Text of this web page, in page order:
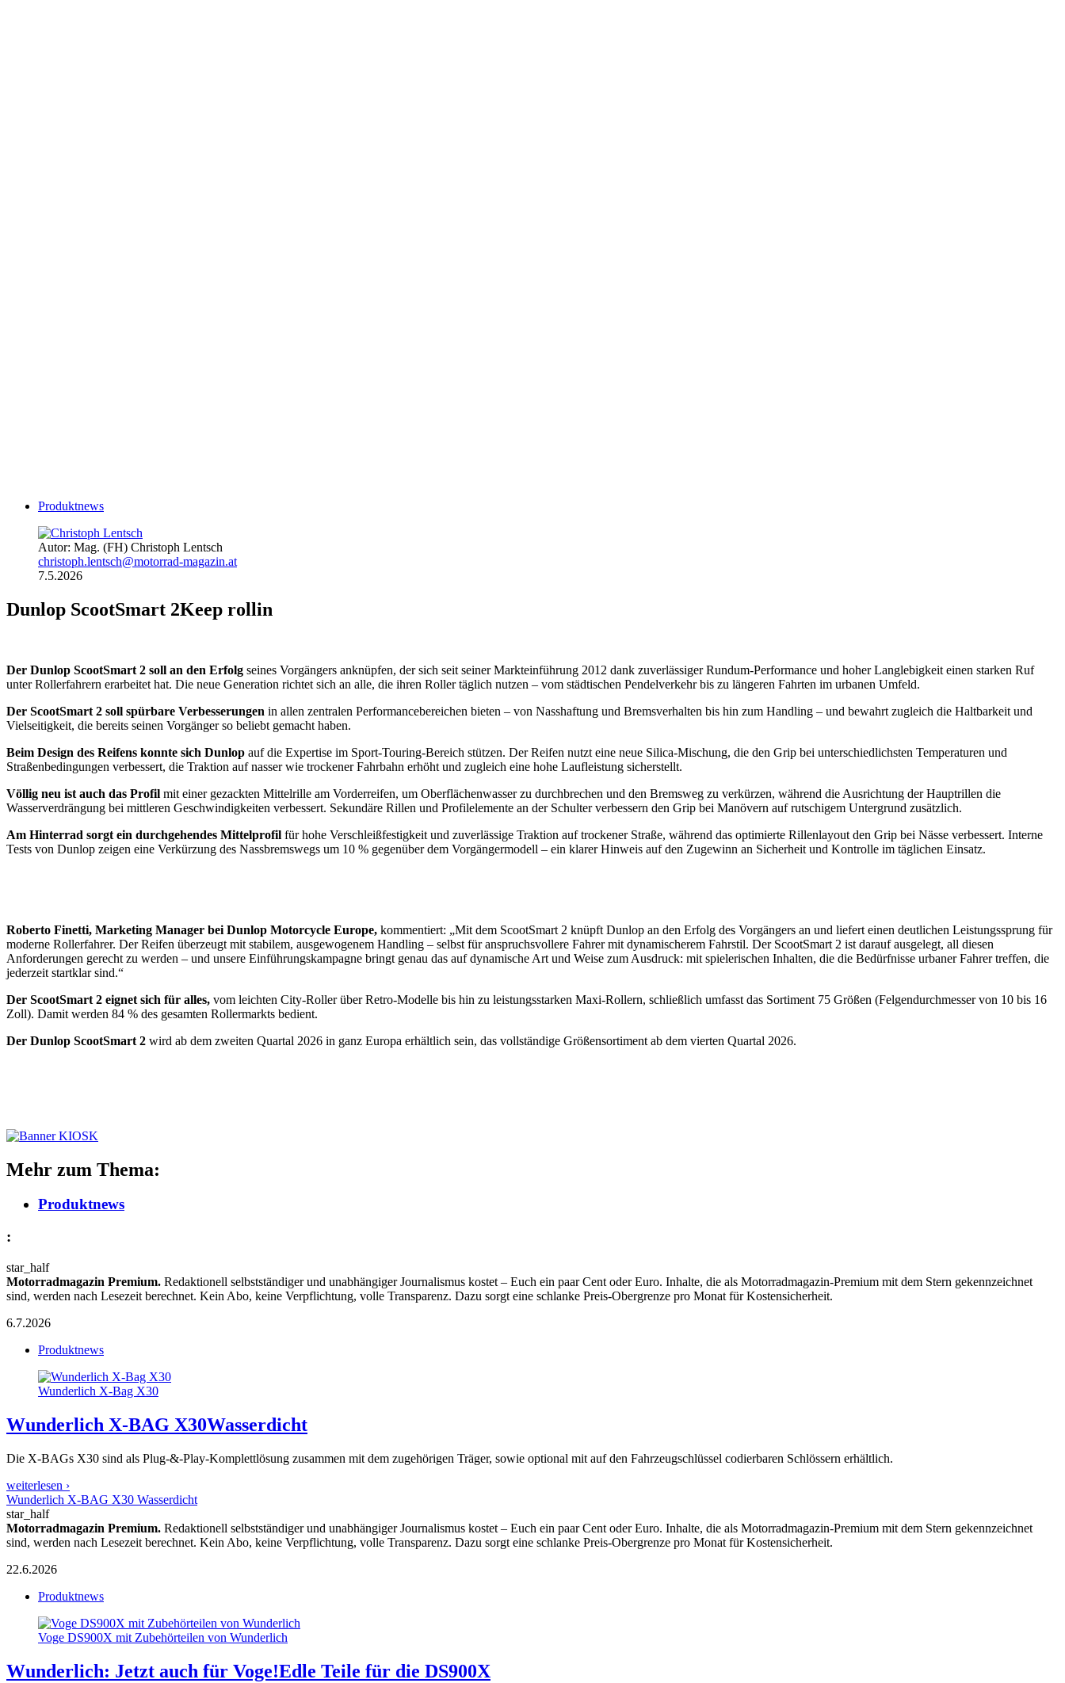
Produktnews
Autor: Mag. (FH) Christoph Lentsch
christoph.lentsch@motorrad-magazin.at
7.5.2026
Dunlop ScootSmart 2Keep rollin
Der Dunlop ScootSmart 2 soll an den Erfolg seines Vorgängers anknüpfen, der sich seit seiner Markteinführung 2012 dank zuverlässiger Rundum-Performance und hoher Langlebigkeit einen starken Ruf
unter Rollerfahrern erarbeitet hat. Die neue Generation richtet sich an alle, die ihren Roller täglich nutzen – vom städtischen Pendelverkehr bis zu längeren Fahrten im urbanen Umfeld.
Der ScootSmart 2 soll spürbare Verbesserungen in allen zentralen Performancebereichen bieten – von Nasshaftung und Bremsverhalten bis hin zum Handling – und bewahrt zugleich die Haltbarkeit und
Vielseitigkeit, die bereits seinen Vorgänger so beliebt gemacht haben.
Beim Design des Reifens konnte sich Dunlop auf die Expertise im Sport-Touring-Bereich stützen. Der Reifen nutzt eine neue Silica-Mischung, die den Grip bei unterschiedlichsten Temperaturen und
Straßenbedingungen verbessert, die Traktion auf nasser wie trockener Fahrbahn erhöht und zugleich eine hohe Laufleistung sicherstellt.
Völlig neu ist auch das Profil mit einer gezackten Mittelrille am Vorderreifen, um Oberflächenwasser zu durchbrechen und den Bremsweg zu verkürzen, während die Ausrichtung der Hauptrillen die
Wasserverdrängung bei mittleren Geschwindigkeiten verbessert. Sekundäre Rillen und Profilelemente an der Schulter verbessern den Grip bei Manövern auf rutschigem Untergrund zusätzlich.
Am Hinterrad sorgt ein durchgehendes Mittelprofil für hohe Verschleißfestigkeit und zuverlässige Traktion auf trockener Straße, während das optimierte Rillenlayout den Grip bei Nässe verbessert. Interne
Tests von Dunlop zeigen eine Verkürzung des Nassbremswegs um 10 % gegenüber dem Vorgängermodell – ein klarer Hinweis auf den Zugewinn an Sicherheit und Kontrolle im täglichen Einsatz.
Roberto Finetti, Marketing Manager bei Dunlop Motorcycle Europe, kommentiert: „Mit dem ScootSmart 2 knüpft Dunlop an den Erfolg des Vorgängers an und liefert einen deutlichen Leistungssprung für
moderne Rollerfahrer. Der Reifen überzeugt mit stabilem, ausgewogenem Handling – selbst für anspruchsvollere Fahrer mit dynamischerem Fahrstil. Der ScootSmart 2 ist darauf ausgelegt, all diesen
Anforderungen gerecht zu werden – und unsere Einführungskampagne bringt genau das auf dynamische Art und Weise zum Ausdruck: mit spielerischen Inhalten, die die Bedürfnisse urbaner Fahrer treffen, die
jederzeit startklar sind.“
Der ScootSmart 2 eignet sich für alles, vom leichten City-Roller über Retro-Modelle bis hin zu leistungsstarken Maxi-Rollern, schließlich umfasst das Sortiment 75 Größen (Felgendurchmesser von 10 bis 16
Zoll). Damit werden 84 % des gesamten Rollermarkts bedient.
Der Dunlop ScootSmart 2 wird ab dem zweiten Quartal 2026 in ganz Europa erhältlich sein, das vollständige Größensortiment ab dem vierten Quartal 2026.
Mehr zum Thema:
Produktnews
:
star_half
Motorradmagazin Premium. Redaktionell selbstständiger und unabhängiger Journalismus kostet – Euch ein paar Cent oder Euro. Inhalte, die als Motorradmagazin-Premium mit dem Stern gekennzeichnet
sind, werden nach Lesezeit berechnet. Kein Abo, keine Verpflichtung, volle Transparenz. Dazu sorgt eine schlanke Preis-Obergrenze pro Monat für Kostensicherheit.
6.7.2026
Produktnews
Wunderlich X-Bag X30
Wunderlich X-BAG X30Wasserdicht
Die X-BAGs X30 sind als Plug-&-Play-Komplettlösung zusammen mit dem zugehörigen Träger, sowie optional mit auf den Fahrzeugschlüssel codierbaren Schlössern erhältlich.
weiterlesen ›
Wunderlich X-BAG X30 Wasserdicht
star_half
Motorradmagazin Premium. Redaktionell selbstständiger und unabhängiger Journalismus kostet – Euch ein paar Cent oder Euro. Inhalte, die als Motorradmagazin-Premium mit dem Stern gekennzeichnet
sind, werden nach Lesezeit berechnet. Kein Abo, keine Verpflichtung, volle Transparenz. Dazu sorgt eine schlanke Preis-Obergrenze pro Monat für Kostensicherheit.
22.6.2026
Produktnews
Voge DS900X mit Zubehörteilen von Wunderlich
Wunderlich: Jetzt auch für Voge!Edle Teile für die DS900X